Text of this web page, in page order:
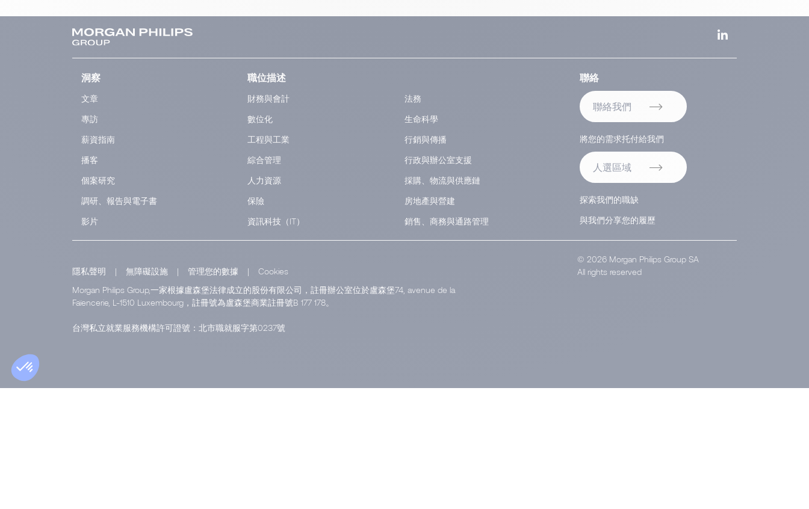
洞察
文章
專訪
薪資指南
播客
個案研究
調研、報告與電子書
影片
職位描述
財務與會計
數位化
工程與工業
綜合管理
人力資源
保險
資訊科技（IT）
法務
生命科學
行銷與傳播
行政與辦公室支援
採購、物流與供應鏈
房地產與營建
銷售、商務與通路管理
聯絡
聯絡我們
將您的需求托付給我們
人選區域
探索我們的職缺
與我們分享您的履歷
隱私聲明 | 無障礙設施 | 管理您的數據 |
Cookies
Morgan Philips Group,一家根據盧森堡法律成立的股份有限公司，註冊辦公室位於盧森堡74, avenue de la
Faïencerie, L-1510 Luxembourg，註冊號為盧森堡商業註冊號B 177 178。
台灣私立就業服務機構許可證號：北市職就服字第0237號
© 2026 Morgan Philips Group SA
All rights reserved